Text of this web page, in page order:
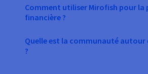
Comment utiliser Mirofish pour la
financière ?
Quelle est la communauté autour
?